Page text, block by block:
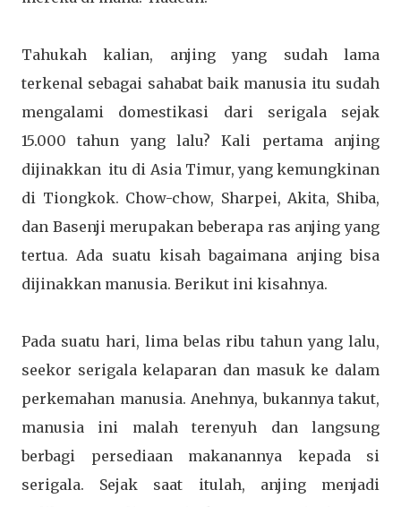
Tahukah kalian, anjing yang sudah lama
terkenal sebagai sahabat baik manusia itu sudah
mengalami domestikasi dari serigala sejak
15.000 tahun yang lalu? Kali pertama anjing
dijinakkan itu di Asia Timur, yang kemungkinan
di Tiongkok. Chow-chow, Sharpei, Akita, Shiba,
dan Basenji merupakan beberapa ras anjing yang
tertua. Ada suatu kisah bagaimana anjing bisa
dijinakkan manusia. Berikut ini kisahnya.
Pada suatu hari, lima belas ribu tahun yang lalu,
seekor serigala kelaparan dan masuk ke dalam
perkemahan manusia. Anehnya, bukannya takut,
manusia ini malah terenyuh dan langsung
berbagi persediaan makanannya kepada si
serigala. Sejak saat itulah, anjing menjadi